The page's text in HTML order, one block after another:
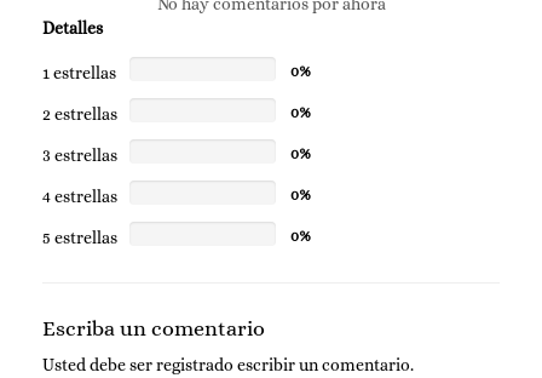
Detalles
1 estrellas 0%
2 estrellas 0%
3 estrellas 0%
4 estrellas 0%
5 estrellas 0%
Escriba un comentario
Usted debe serregistrado escribir un comentario.